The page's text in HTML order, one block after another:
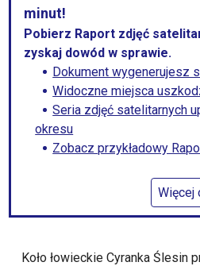
minut!
Pobierz Raport zdjęć
zyskaj dowód w sprawie.
Dokument wygenerujesz
Widoczne miejsca
Seria zdjęć satelitarnych
okresu
Zobacz przykładowy
Więcej
Koło łowieckie Cyranka Ślesin